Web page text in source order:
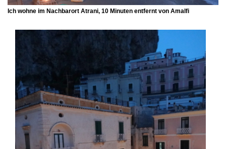
Ich wohne im Nachbarort Atrani, 10 Minuten entfernt von Amalfi